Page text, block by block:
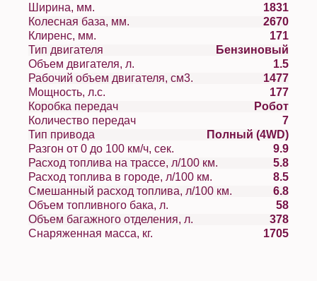
Ширина, мм.
1831
Колесная база, мм.
2670
Клиренс, мм.
171
Тип двигателя
Бензиновый
Объем двигателя, л.
1.5
Рабочий объем двигателя, см3.
1477
Мощность, л.с.
177
Коробка передач
Робот
Количество передач
7
Тип привода
Полный (4WD)
Разгон от 0 до 100 км/ч, сек.
9.9
Расход топлива на трассе, л/100 км.
5.8
Расход топлива в городе, л/100 км.
8.5
Смешанный расход топлива, л/100 км.
6.8
Объем топливного бака, л.
58
Объем багажного отделения, л.
378
Снаряженная масса, кг.
1705